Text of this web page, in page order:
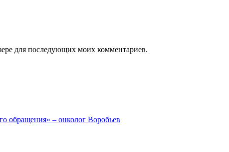
для последующих моих комментариев.
обращения» – онколог Воробьев